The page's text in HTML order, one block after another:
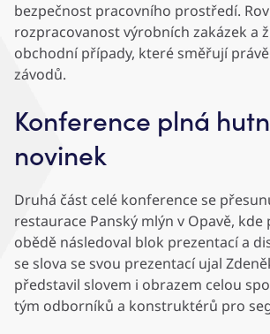
bezpečnost pracovního prostředí.
rozpracovanost výrobních zakázek a
obchodní případy, které směřují
závodů.
Konference plná
novinek
Druhá část celé konference se
restaurace Panský mlýn v Opavě,
obědě následoval blok prezentací a
se slova se svou prezentací ujal
představil slovem i obrazem celou
tým odborníků a konstruktérů pro